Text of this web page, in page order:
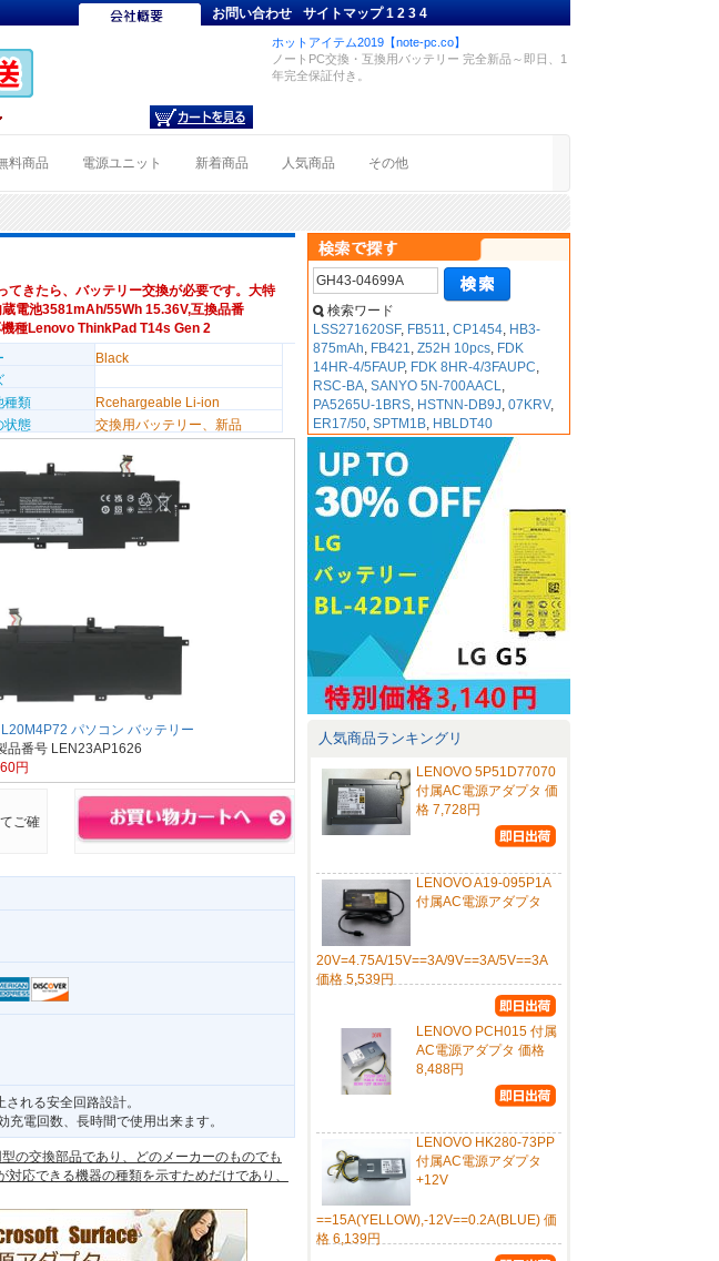
お問い合わせ サイトマップ 1234
ホットアイテム2019【note-pc.co】
ノートPC交換・互換用バッテリー 完全新品～即日、1
年完全保証付き。
料商品 電源ユニット 新着商品 人気商品 その他
てきたら、バッテリー交換が必要です。大特
電池3581mAh/55Wh 15.36V,互換品番
種Lenovo ThinkPad T14s Gen 2
Black
種類
Rcehargeable Li-ion
状態 交換用バッテリー、新品
パソコン バッテリー
品番号 LEN23AP1626
円
ご確
れる安全回路設計。
電回数、長時間で使用出来ます。
の交換部品であり、どのメーカーのものでも
応できる機器の種類を示すためだけであり、
検索ワード
LSS271620SF, FB511,CP1454, HB3-
875mAh, FB421,Z52H 10pcs, FDK
14HR-4/5FAUP, FDK 8HR-4/3FAUPC,
RSC-BA,SANYO 5N-700AACL,
PA5265U-1BRS, HSTNN-DB9J,07KRV,
ER17/50,SPTM1B, HBLDT40
人気商品ランキングリ
LENOVO 5P51D77070
付属AC電源アダプタ 価
格 7,728円
LENOVO A19-095P1A
付属AC電源アダプタ
20V=4.75A/15V==3A/9V==3A/5V==3A
価格 5,539円
LENOVO PCH015 付属
AC電源アダプタ 価格
8,488円
LENOVO HK280-73PP
付属AC電源アダプタ
+12V
==15A(YELLOW),-12V==0.2A(BLUE) 価
格 6,139円